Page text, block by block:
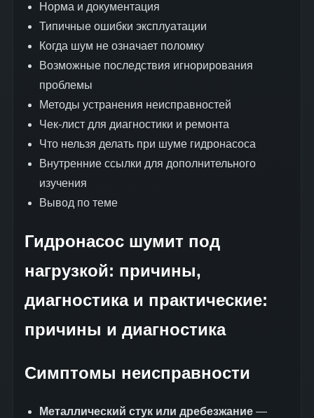
Норма и документация
Типичные ошибки эксплуатации
Когда шум не означает поломку
Возможные последствия игнорирования
проблемы
Методы устранения неисправностей
Чек-лист для диагностики и ремонта
Что нельзя делать при шуме гидронасоса
Внутренние ссылки для дополнительного
изучения
Вывод по теме
Гидронасос шумит под
нагрузкой: причины,
диагностика и практические:
причины и диагностика
Симптомы неисправности
Металлический стук или дребезжание—